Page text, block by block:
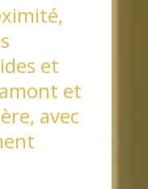
et
et
avec